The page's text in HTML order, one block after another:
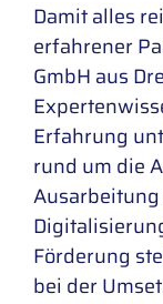
Damit alles
erfahrener
GmbH aus
Erfahrung
rund um die
Förderung
bei der